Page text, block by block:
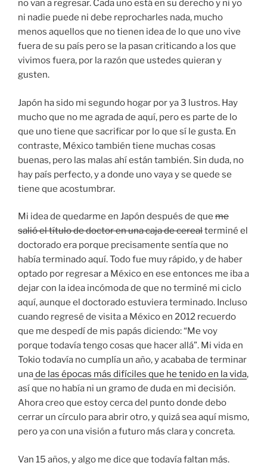
no van a regresar. Cada uno está en su derecho y ni yo
ni nadie puede ni debe reprocharles nada, mucho
menos aquellos que no tienen idea de lo que uno vive
fuera de su país pero se la pasan criticando a los que
vivimos fuera, por la razón que ustedes quieran y
gusten.
Japón ha sido mi segundo hogar por ya 3 lustros. Hay
mucho que no me agrada de aquí, pero es parte de lo
que uno tiene que sacrificar por lo que sí le gusta. En
contraste, México también tiene muchas cosas
buenas, pero las malas ahí están también. Sin duda, no
hay país perfecto, y a donde uno vaya y se quede se
tiene que acostumbrar.
Mi idea de quedarme en Japón después de que me
salió el título de doctor en una caja de cerealterminé el
doctorado era porque precisamente sentía que no
había terminado aquí. Todo fue muy rápido, y de haber
optado por regresar a México en ese entonces me iba a
dejar con la idea incómoda de que no terminé mi ciclo
aquí, aunque el doctorado estuviera terminado. Incluso
cuando regresé de visita a México en 2012 recuerdo
que me despedí de mis papás diciendo: “Me voy
porque todavía tengo cosas que hacer allá”. Mi vida en
Tokio todavía no cumplía un año, y acababa de terminar
unade las épocas más difíciles que he tenido en la vida,
así que no había ni un gramo de duda en mi decisión.
Ahora creo que estoy cerca del punto donde debo
cerrar un círculo para abrir otro, y quizá sea aquí mismo,
pero ya con una visión a futuro más clara y concreta.
Van 15 años, y algo me dice que todavía faltan más.